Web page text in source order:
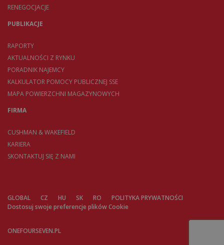
RENEGOCJACJE
PUBLIKACJE
RAPORTY
AKTUALNOŚCI Z RYNKU
PORADNIK NAJEMCY
KALKULATOR POMOCY PUBLICZNEJ SSE
MAPA POWIERZCHNI MAGAZYNOWYCH
FIRMA
CUSHMAN & WAKEFIELD
KARIERA
SKONTAKTUJ SIĘ Z NAMI
GLOBAL CZ HU SK RO
POLITYKA PRYWATNOŚCI
Dostosuj swoje preferencje plików Cookie
ONEFOURSEVEN.PL